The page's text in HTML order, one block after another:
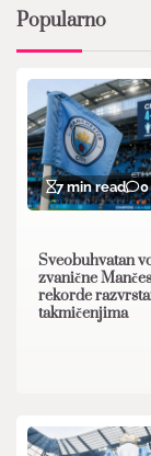
Popularno
7 min read 0
Sveobuhvatan
zvanične
rekorde
takmičenjima